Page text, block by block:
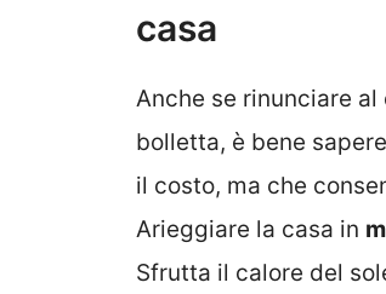
casa
Anche se rinunciare
bolletta, è bene
il costo, ma che
Arieggiare la casa in
Sfrutta il calore del